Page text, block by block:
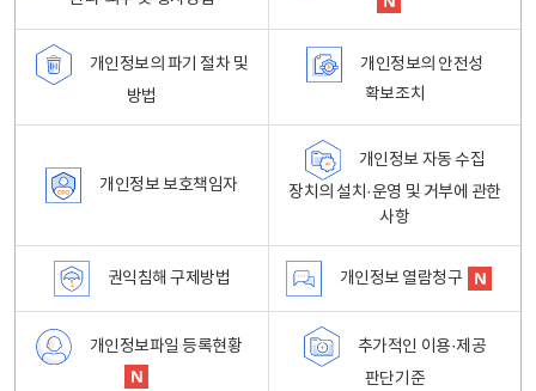
개인정보의 파기 절차 및
방법
개인정보의 안전성
확보조치
개인정보 보호책임자
개인정보 자동 수집
장치의 설치·운영 및 거부에 관한
사항
권익침해 구제방법 개인정보 열람청구
개인정보파일 등록현황
추가적인 이용·제공
판단기준